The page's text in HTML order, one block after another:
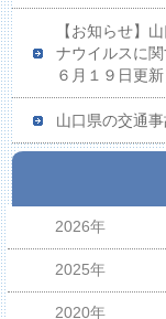
【お知らせ】
ナウイルスに
６月１９日更
山口県の交通
2026年
2025年
2020年